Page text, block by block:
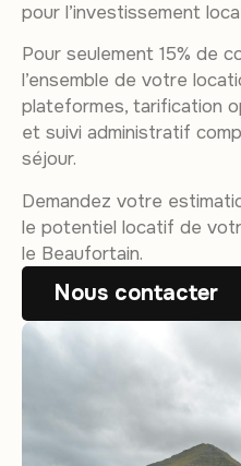
pour l’investissement
Pour seulement 15% de
l’ensemble de votre
plateformes, tarification
et suivi administratif
séjour.
Demandez votre
le potentiel locatif de
le Beaufortain.
Nous contacter